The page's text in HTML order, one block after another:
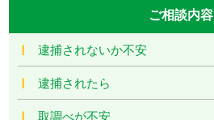
ご相談内容
逮捕されないか不安
逮捕されたら
取調べが不安